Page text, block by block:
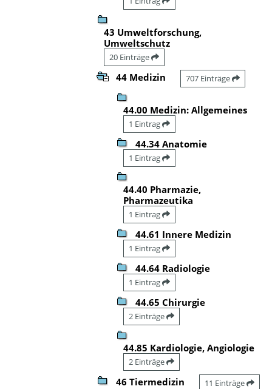
43 Umweltforschung,
Umweltschutz
20 Einträge
44 Medizin 707 Einträge
44.00 Medizin: Allgemeines
1 Eintrag
44.34 Anatomie
1 Eintrag
44.40 Pharmazie,
Pharmazeutika
1 Eintrag
44.61 Innere Medizin
1 Eintrag
44.64 Radiologie
1 Eintrag
44.65 Chirurgie
2 Einträge
44.85 Kardiologie, Angiologie
2 Einträge
46 Tiermedizin 11 Einträge